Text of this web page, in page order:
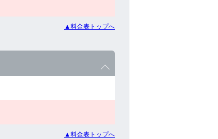
▲料金表トップへ
▲料金表トップへ